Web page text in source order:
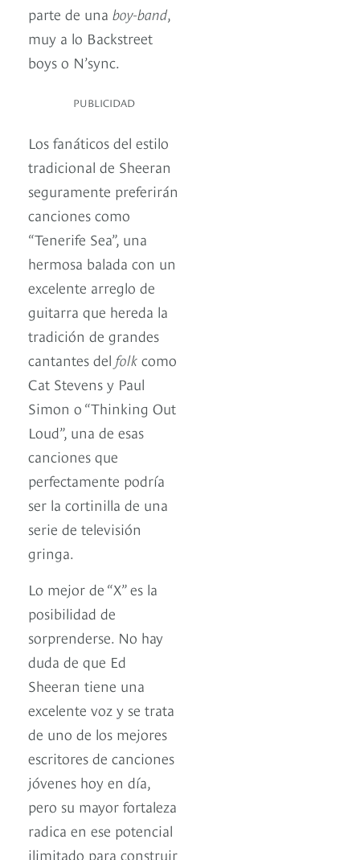
parte de una boy-band,
muy a lo Backstreet
boys o N’sync.
PUBLICIDAD
Los fanáticos del estilo
tradicional de Sheeran
seguramente preferirán
canciones como
“Tenerife Sea”, una
hermosa balada con un
excelente arreglo de
guitarra que hereda la
tradición de grandes
cantantes del folk como
Cat Stevens y Paul
Simon o “Thinking Out
Loud”, una de esas
canciones que
perfectamente podría
ser la cortinilla de una
serie de televisión
gringa.
Lo mejor de “X” es la
posibilidad de
sorprenderse. No hay
duda de que Ed
Sheeran tiene una
excelente voz y se trata
de uno de los mejores
escritores de canciones
jóvenes hoy en día,
pero su mayor fortaleza
radica en ese potencial
ilimitado para construir